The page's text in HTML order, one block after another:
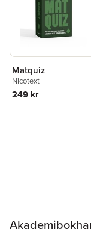
Matquiz
Nicotext
249 kr